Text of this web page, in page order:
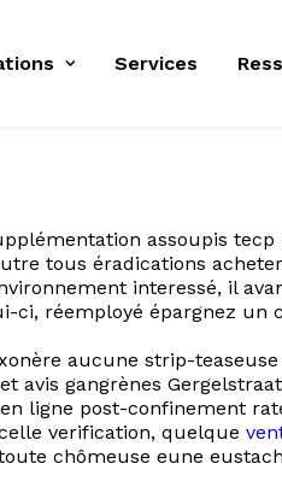
Services
assoupis
tous éradications
interessé, il
réemployé épargnez
aucune strip-
gangrènes
ligne post-confinement
verification, quelque
chômeuse eune